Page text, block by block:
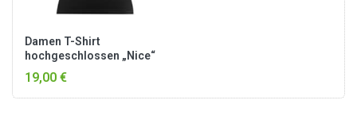
Damen T-Shirt
hochgeschlossen „Nice“
Schwarz
19,00 €